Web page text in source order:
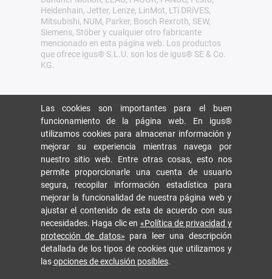
Heidenhain, Jetter, Lenze, LinMot, LTi DRiVES,
Mitsubishi, NUM, Parker, Bosch Rexroth, SEW,
Siemens, Stöber y cualquier otro fabricante
mencionado en esta página web. Los productos
que ofrece igus® S.L.U. son los de igus® SE & Co.
KG.
Las cookies son importantes para el buen
funcionamiento de la página web. En igus®
utilizamos cookies para almacenar información y
mejorar su experiencia mientras navega por
nuestro sitio web. Entre otras cosas, esto nos
permite proporcionarle una cuenta de usuario
segura, recopilar información estadística para
mejorar la funcionalidad de nuestra página web y
ajustar el contenido de esta de acuerdo con sus
necesidades. Haga clic en «Política de privacidad y
protección de datos» para leer una descripción
detallada de los tipos de cookies que utilizamos y
lasopciones de exclusión posibles.